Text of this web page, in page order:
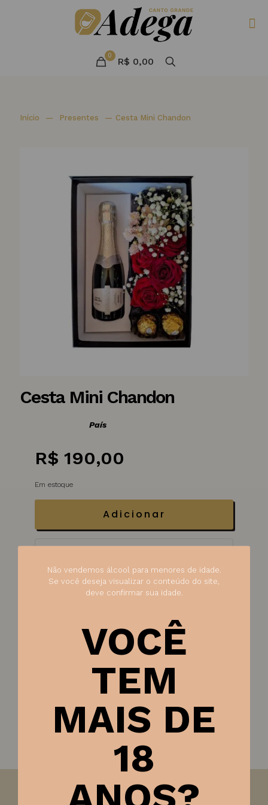
0
R$ 0,00
Início — Presentes — Cesta Mini Chandon
Cesta Mini Chandon
País
R$ 190,00
Em estoque
Adicionar
Não vendemos álcool para menores de idade.
Se você deseja visualizar o conteúdo do site,
deve confirmar sua idade.
VOCÊ
TEM
MAIS DE
18